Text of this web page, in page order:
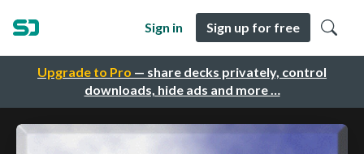
Upgrade to Pro — share decks privately, control
downloads, hide ads and more …
Sign in Sign up for free